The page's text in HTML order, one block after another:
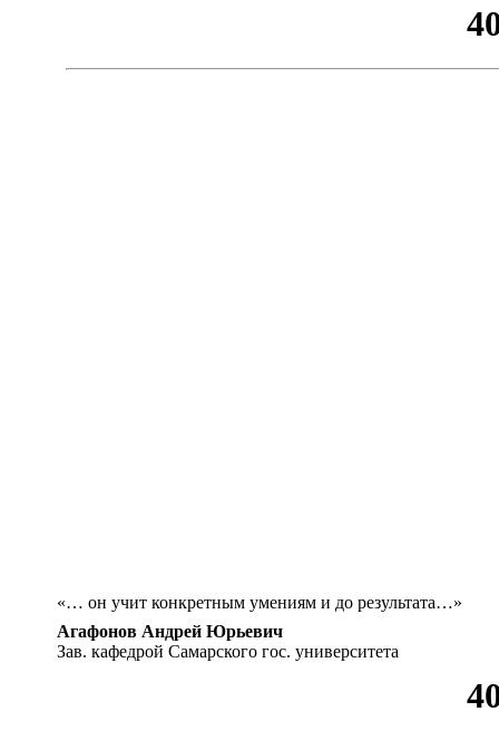
«… он учит конкретным умениям и до результата…»
Агафонов Андрей Юрьевич
Зав. кафедрой Самарского гос. университета